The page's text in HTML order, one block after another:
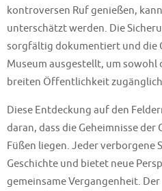
kontroversen Ruf genießen,
unterschätzt werden. Die
sorgfältig dokumentiert und die
Museum ausgestellt, um sowohl
breiten Öffentlichkeit
Diese Entdeckung auf den
daran, dass die Geheimnisse
Füßen liegen. Jeder verborgene
Geschichte und bietet neue
gemeinsame Vergangenheit.